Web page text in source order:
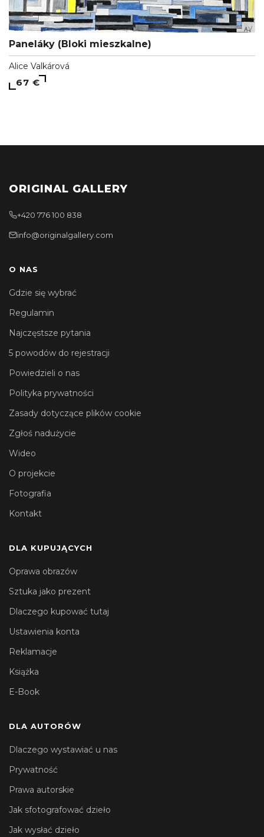
Paneláky (Bloki mieszkalne)
Alice Valkárová
67 €
ORIGINAL GALLERY
+420 776 100 838
info@originalgallery.com
O NAS
Gdzie się wybrać
Regulamin
Najczęstsze pytania
5 powodów do rejestracji
Powiedzieli o nas
Polityka prywatności
Zasady dotyczące plików cookie
Zgłoś nadużycie
Wideo
O projekcie
Fotografia
Kontakt
DLA KUPUJĄCYCH
Oprawa obrazów
Sztuka jako prezent
Dlaczego kupować tutaj
Ustawienia konta
Reklamacje
Książka
E-Book
DLA AUTORÓW
Dlaczego wystawiać u nas
Prywatność
Prawa autorskie
Jak sfotografować dzieło
Jak wysłać dzieło